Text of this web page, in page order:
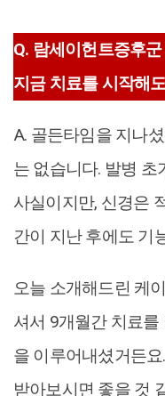
Q. 람세이헌트증후
지금 치료를 시작해
A. 골든타임을 지나
는 없습니다. 발병 초
사실이지만, 신경은
간이 지난 후에도 기
오늘 소개해드린 케
셔서 9개월간 치료
을 이루어내셨거든
받아보시면 좋을 것